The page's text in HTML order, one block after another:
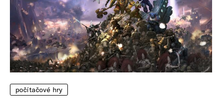
počítačové hry